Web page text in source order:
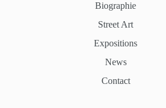
Biographie
Street Art
Expositions
News
Contact